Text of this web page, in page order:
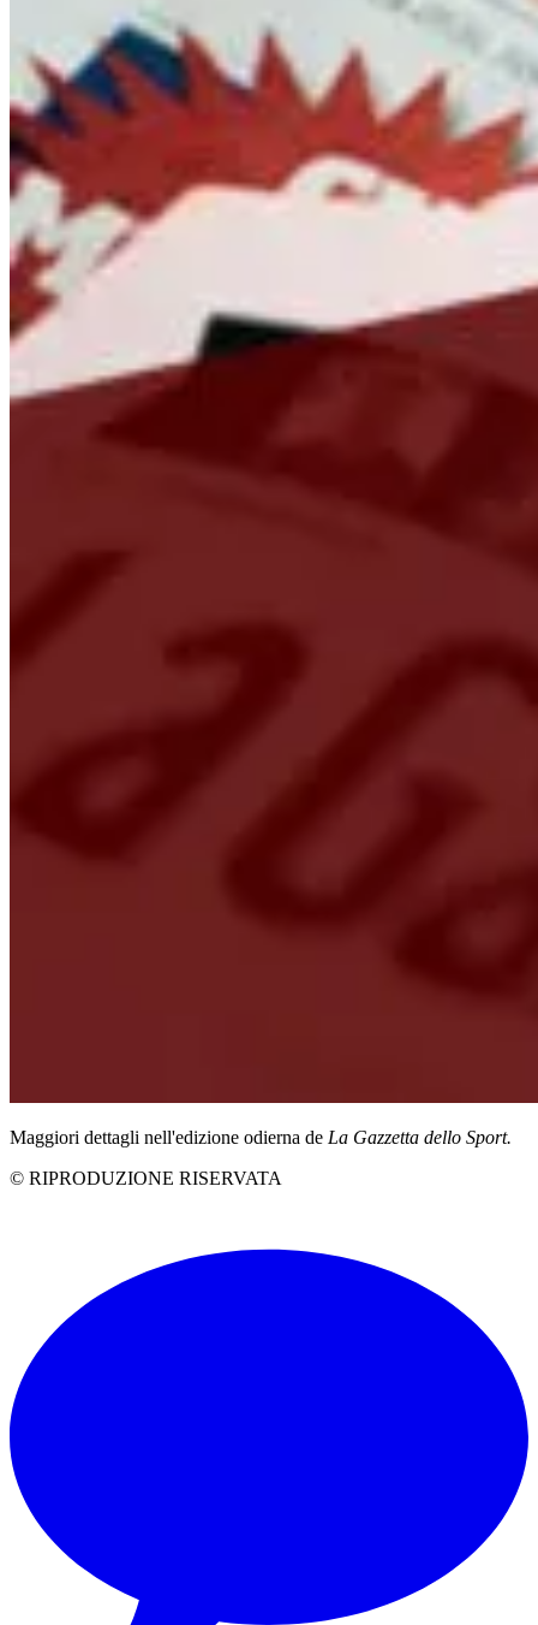
Maggiori dettagli nell'edizione odierna de La Gazzetta dello Sport.
© RIPRODUZIONE RISERVATA